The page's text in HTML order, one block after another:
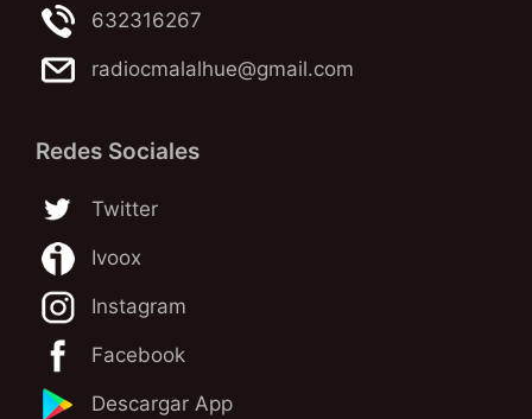
632316267
radiocmalalhue@gmail.com
Redes Sociales
Twitter
Ivoox
Instagram
Facebook
Descargar App